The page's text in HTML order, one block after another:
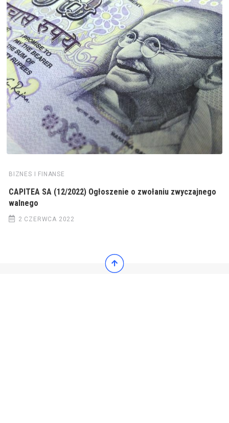
BIZNES I FINANSE
CAPITEA SA (12/2022) Ogłoszenie o zwołaniu zwyczajnego
walnego
2 CZERWCA 2022